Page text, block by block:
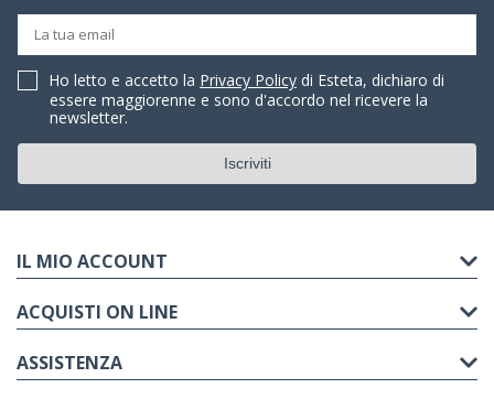
Ho letto e accetto la Privacy Policy di Esteta, dichiaro di
essere maggiorenne e sono d'accordo nel ricevere la
newsletter.
IL MIO ACCOUNT
ACQUISTI ON LINE
ASSISTENZA